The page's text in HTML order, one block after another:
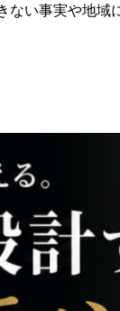
い事実や地